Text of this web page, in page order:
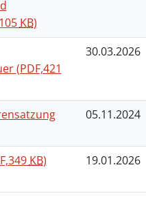
KB)
(PDF,421
30.03.2026
05.11.2024
KB) 19.01.2026